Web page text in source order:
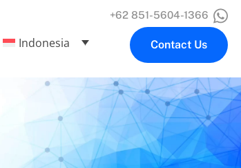
Indonesia
+62 851-5604-1366
Contact Us